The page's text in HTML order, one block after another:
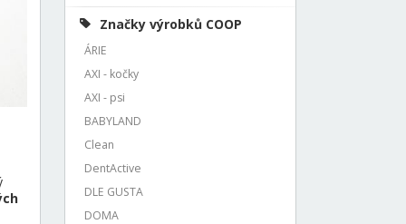
Značky výrobků COOP
ÁRIE
AXI - kočky
AXI - psi
BABYLAND
Clean
DentActive
DLE GUSTA
DOMA